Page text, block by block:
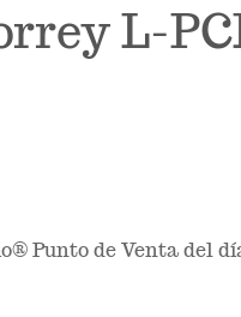
L-
Punto de Venta del